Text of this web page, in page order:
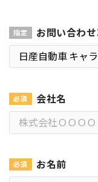
お問い合わ
会社名
お名前